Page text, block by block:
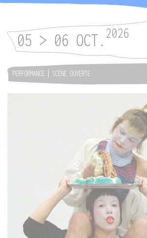
05 > 06 OCT. 2026
PERFORMANCE SCÈNE OUVERTE